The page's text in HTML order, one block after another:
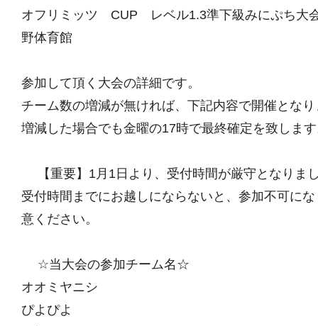
オフリミッツ CUP レベル1.3準下級みにぷち大
野体育館
参加して頂く大会の詳細です。
チーム数の増減が無ければ、下記内容で開催とな
増減した場合でも金曜の17時で最終確定を致しま
【重要】1月1日より、受付時間が厳守となり
受付時間までにお越しにならないと、参加不可に
意ください。
☆当大会の参加チーム名☆
オオミヤニシ
ぴよぴよ